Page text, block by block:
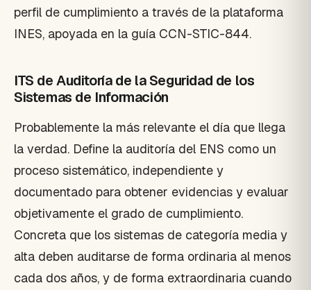
perfil de cumplimiento a través de la plataforma
INES, apoyada en la guía CCN-STIC-844.
ITS de Auditoría de la Seguridad de los
Sistemas de Información
Probablemente la más relevante el día que llega
la verdad. Define la auditoría del ENS como un
proceso sistemático, independiente y
documentado para obtener evidencias y evaluar
objetivamente el grado de cumplimiento.
Concreta que los sistemas de categoría media y
alta deben auditarse de forma ordinaria al menos
cada dos años, y de forma extraordinaria cuando